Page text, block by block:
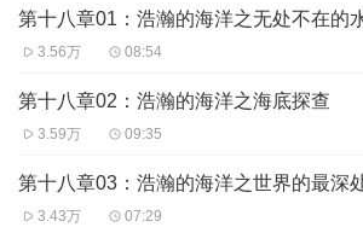
第十八章01：浩瀚的海洋之无处不在的
3.56万 08:54
第十八章02：浩瀚的海洋之海底探查
3.59万 09:35
第十八章03：浩瀚的海洋之世界的最深
3.43万 07:29